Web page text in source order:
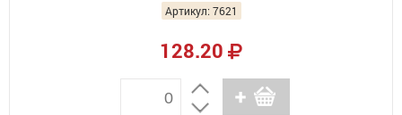
Артикул: 7621
128.20